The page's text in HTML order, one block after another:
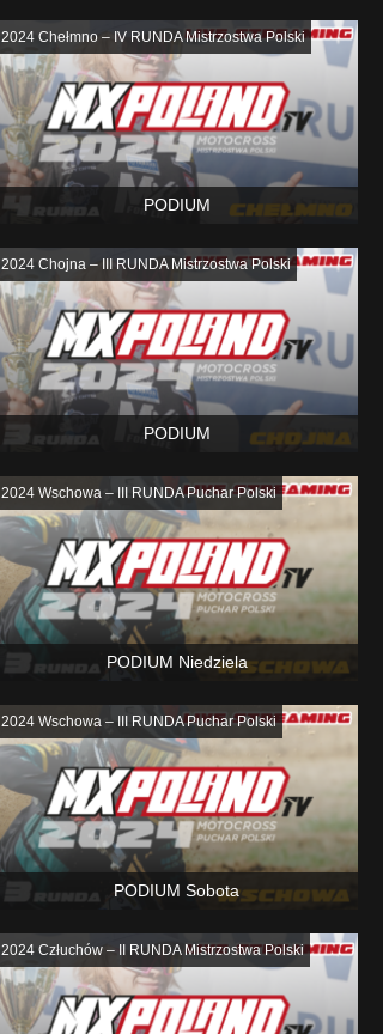
PODIUM
2024 Chełmno – IV RUNDA Mistrzostwa Polski
PODIUM
2024 Chojna – III RUNDA Mistrzostwa Polski
PODIUM Niedziela
2024 Wschowa – III RUNDA Puchar Polski
PODIUM Sobota
2024 Wschowa – III RUNDA Puchar Polski
2024 Człuchów – II RUNDA Mistrzostwa Polski